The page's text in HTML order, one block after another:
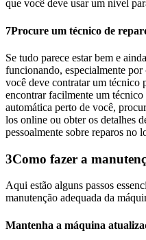
que você deve usar um nível
7Procure um técnico de
Se tudo parece estar bem e
funcionando, especialmente
você deve contratar um técnico
encontrar facilmente um
automática perto de você,
los online ou obter os detalhes
pessoalmente sobre reparos no
3Como fazer a
Aqui estão alguns passos
manutenção adequada da
Mantenha a máquina